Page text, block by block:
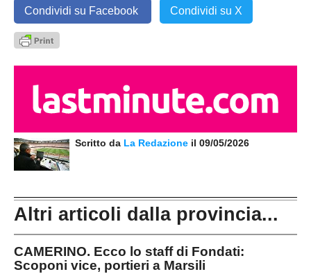
Condividi su Facebook Condividi su X
Scritto da La Redazione il 09/05/2026
Altri articoli dalla provincia...
CAMERINO. Ecco lo staff di Fondati:
Scoponi vice, portieri a Marsili